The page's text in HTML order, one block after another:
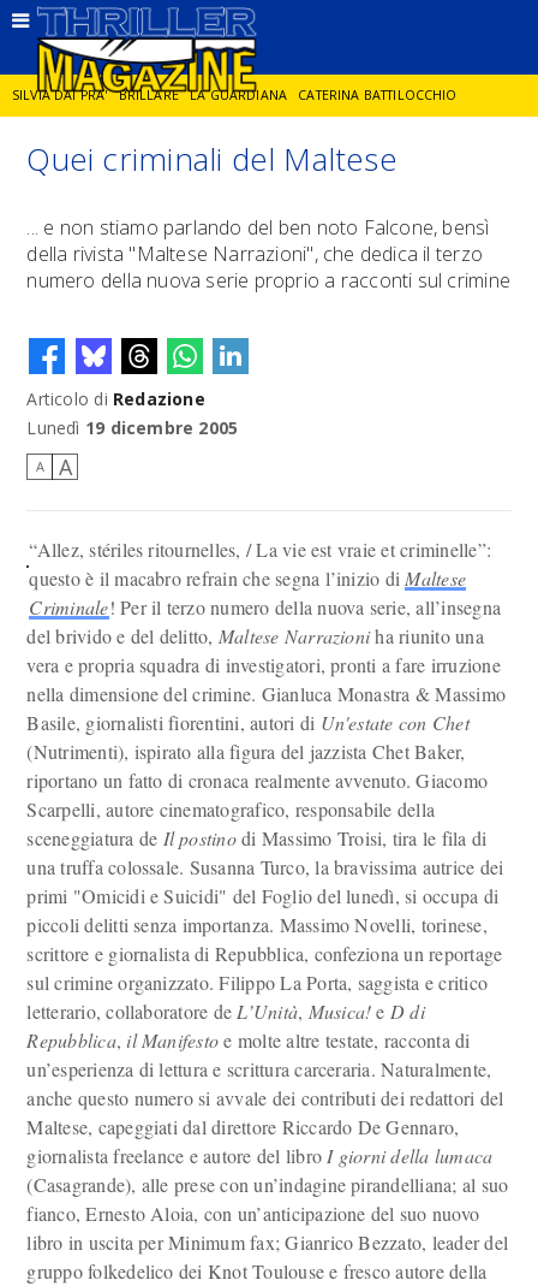
SILVIA DAI PRA' BRILLARE LA GUARDIANA CATERINA BATTILOCCHIO
JORGE DIAZ LA SPIA DELITTO IN CORNICE GIANCARLO DE CATALDO
DIEGO ZANDEL GLI ANNI DI PIETRA
Quei criminali del Maltese
... e non stiamo parlando del ben noto Falcone, bensì
della rivista "Maltese Narrazioni", che dedica il terzo
numero della nuova serie proprio a racconti sul crimine
Articolo di Redazione
Lunedì 19 dicembre 2005
A A
“Allez, stériles ritournelles, / La vie est vraie et criminelle”:
questo è il macabro refrain che segna l’inizio di Maltese
Criminale! Per il terzo numero della nuova serie, all’insegna
del brivido e del delitto, Maltese Narrazioniha riunito una
vera e propria squadra di investigatori, pronti a fare irruzione
nella dimensione del crimine. Gianluca Monastra & Massimo
Basile, giornalisti fiorentini, autori di Un'estate con Chet
(Nutrimenti), ispirato alla figura del jazzista Chet Baker,
riportano un fatto di cronaca realmente avvenuto. Giacomo
Scarpelli, autore cinematografico, responsabile della
sceneggiatura de Il postinodi Massimo Troisi, tira le fila di
una truffa colossale. Susanna Turco, la bravissima autrice dei
primi "Omicidi e Suicidi" del Foglio del lunedì, si occupa di
piccoli delitti senza importanza. Massimo Novelli, torinese,
scrittore e giornalista di Repubblica, confeziona un reportage
sul crimine organizzato. Filippo La Porta, saggista e critico
letterario, collaboratore de L’Unità, Musica!e D di
Repubblica, il Manifestoe molte altre testate, racconta di
un’esperienza di lettura e scrittura carceraria. Naturalmente,
anche questo numero si avvale dei contributi dei redattori del
Maltese, capeggiati dal direttore Riccardo De Gennaro,
giornalista freelance e autore del libro I giorni della lumaca
(Casagrande), alle prese con un’indagine pirandelliana; al suo
fianco, Ernesto Aloia, con un’anticipazione del suo nuovo
libro in uscita per Minimum fax; Gianrico Bezzato, leader del
gruppo folkedelico dei Knot Toulouse e fresco autore della